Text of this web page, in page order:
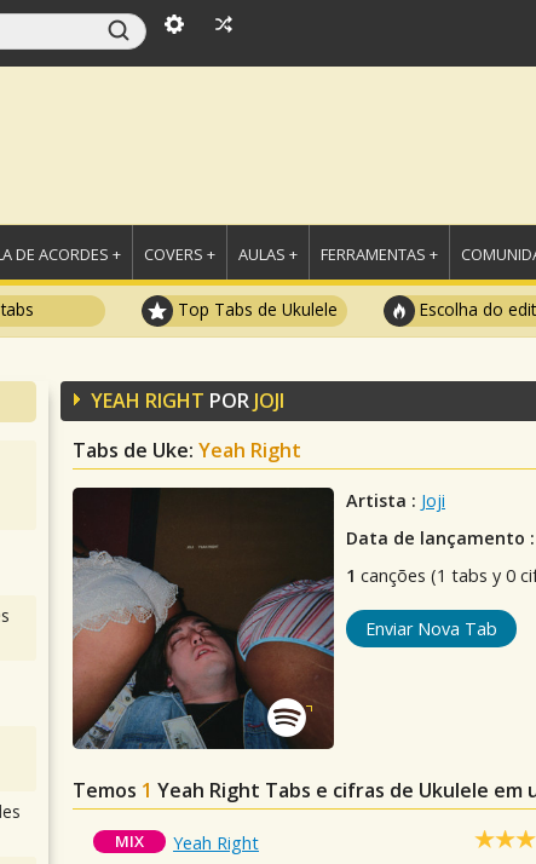
DE ACORDES + COVERS + AULAS + FERRAMENTAS +
Top Tabs de Ukulele Escolha do
YEAH RIGHT POR JOJI
Tabs de Uke: Yeah Right
Artista : Joji
Data de lançamento :
1 canções (1 tabs y 0
Enviar Nova Tab
Temos 1 Yeah Right Tabs e cifras de Ukulele em
MIX Yeah Right